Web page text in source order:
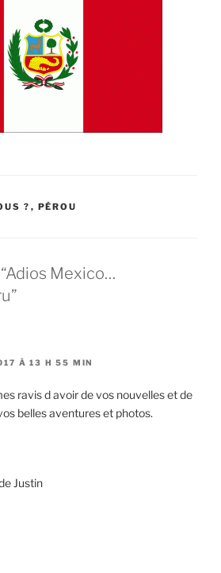
? , PÉROU
Mexico…
À 13 H 55 MIN
ravis d avoir de vos nouvelles et de
belles aventures et photos.
Justin